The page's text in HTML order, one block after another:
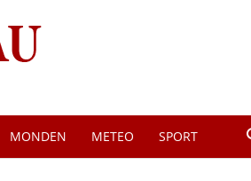
MONDEN METEO SPORT